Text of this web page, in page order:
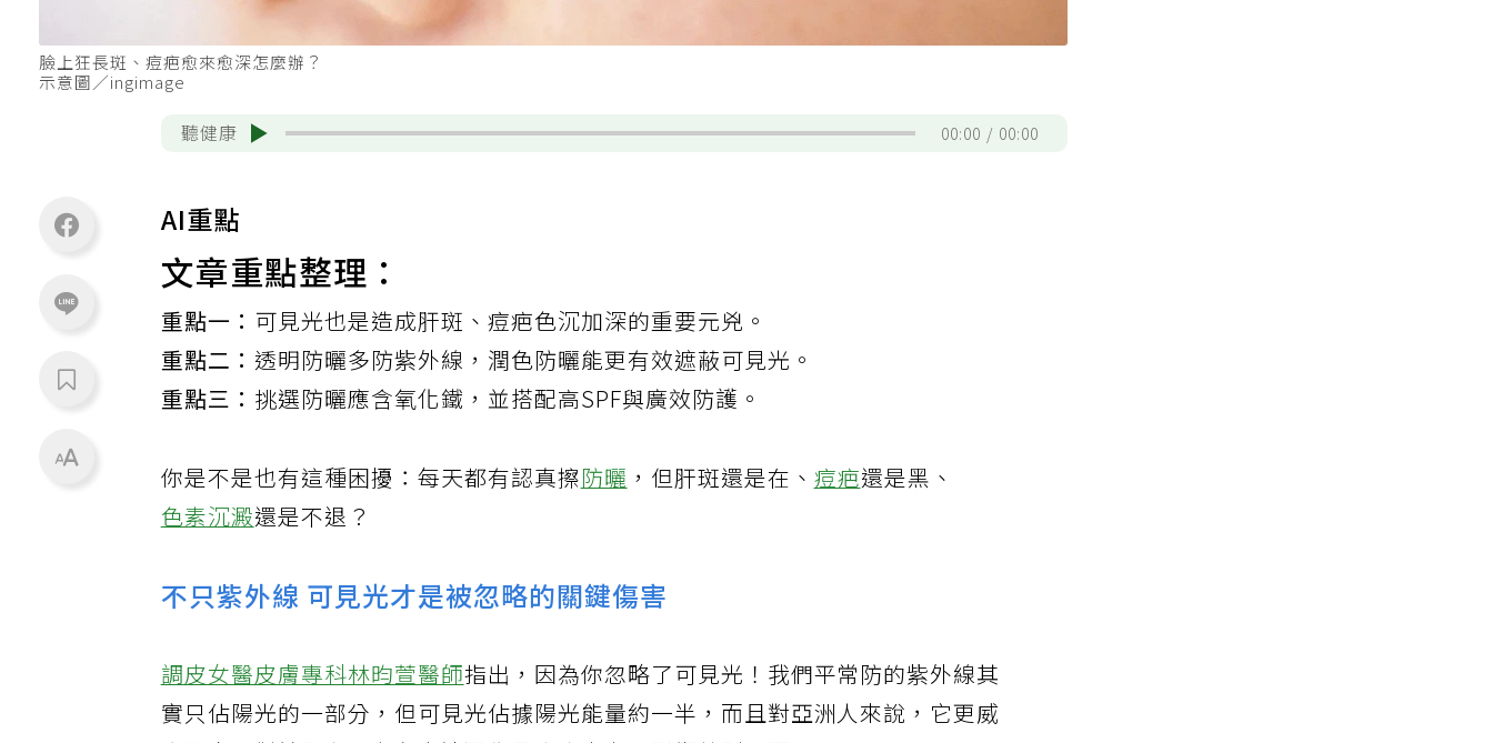
臉上狂長斑、痘疤愈來愈深怎麼辦？
示意圖／ingimage
聽健康 00:00 00:00
AI重點
文章重點整理：
重點一： 可見光也是造成肝斑、痘疤色沉加深的重要元兇。
重點二： 透明防曬多防紫外線，潤色防曬能更有效遮蔽可見光。
重點三： 挑選防曬應含氧化鐵，並搭配高SPF與廣效防護。
你是不是也有這種困擾：每天都有認真擦防曬 ，但肝斑還是在、痘疤還是黑、
色素沉澱還是不退？
不只紫外線 可見光才是被忽略的關鍵傷害
調皮女醫皮膚專科林昀萱醫師指出，因為你忽略了可見光！我們平常防的紫外線其
實只佔陽光的一部分，但可見光佔據陽光能量約一半，而且對亞洲人來說，它更威